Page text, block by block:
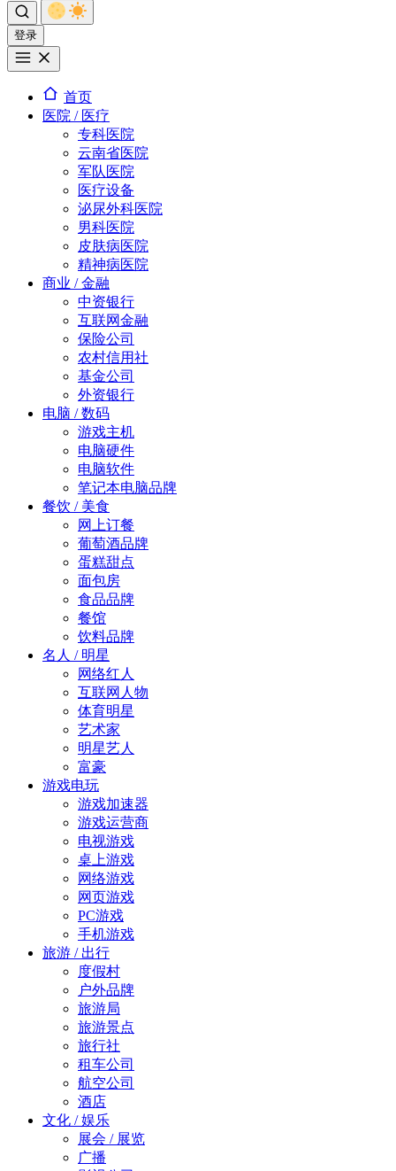
登录
首页
医院 / 医疗
专科医院
云南省医院
军队医院
医疗设备
泌尿外科医院
男科医院
皮肤病医院
精神病医院
商业 / 金融
中资银行
互联网金融
保险公司
农村信用社
基金公司
外资银行
电脑 / 数码
游戏主机
电脑硬件
电脑软件
笔记本电脑品牌
餐饮 / 美食
网上订餐
葡萄酒品牌
蛋糕甜点
面包房
食品品牌
餐馆
饮料品牌
名人 / 明星
网络红人
互联网人物
体育明星
艺术家
明星艺人
富豪
游戏电玩
游戏加速器
游戏运营商
电视游戏
桌上游戏
网络游戏
网页游戏
PC游戏
手机游戏
旅游 / 出行
度假村
户外品牌
旅游局
旅游景点
旅行社
租车公司
航空公司
酒店
文化 / 娱乐
展会 / 展览
广播